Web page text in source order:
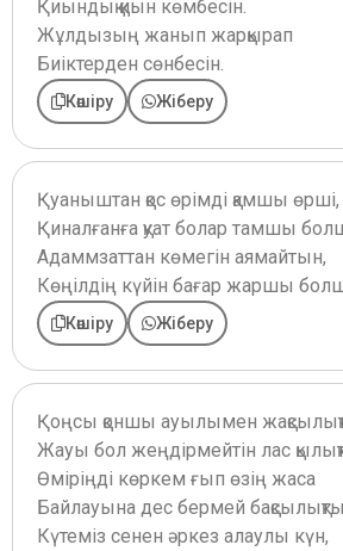
Қиындық қиын көмбесін.
Жұлдызың жанып жарқырап
Биіктерден сөнбесін.
Көшіру Жіберу
Қуаныштан қос өрімді қамшы өрші,
Қиналғанға қуат болар тамшы
Адаммзаттан көмегін аямайтын,
Көңілдің күйін бағар жаршы
Көшіру Жіберу
Қоңсы қоншы ауылымен
Жауы бол жеңдірмейтін лас
Өміріңді көркем ғып өзің жаса
Байлауына дес бермей
Күтеміз сенен әркез алаулы күн,